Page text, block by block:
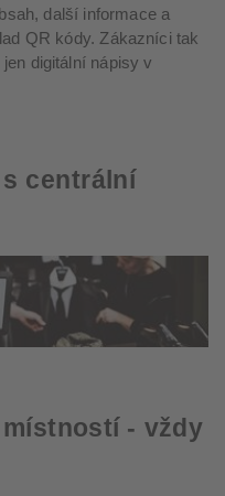
další informace a
QR kódy. Zákazníci tak
digitální nápisy v
centrální
- vždy